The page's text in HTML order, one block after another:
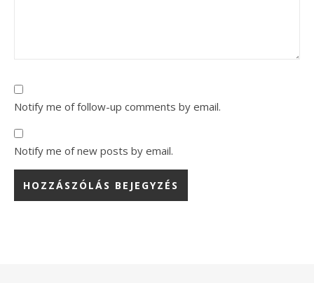
Notify me of follow-up comments by email.
Notify me of new posts by email.